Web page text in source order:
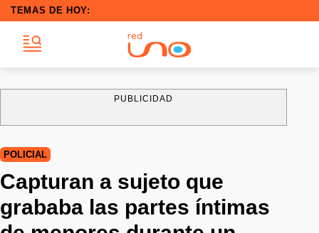
TEMAS DE HOY:
PUBLICIDAD
POLICIAL
Capturan a sujeto que
grababa las partes íntimas